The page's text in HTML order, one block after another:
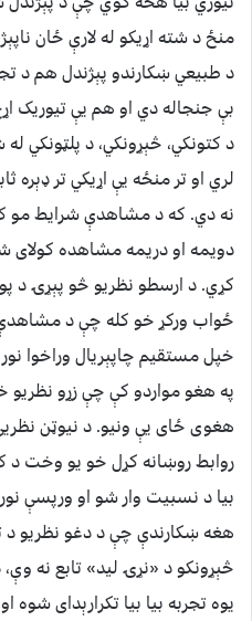
منځ د شته اړیکو له لارې ځان
د طبیعي ښکارندو پېژندل هم د
بې جنجاله دي او هم یې تیوریک
د کتونکي، څېړونکي، د
لري او تر منځه یې اړیکي تر
نه دي. که د مشاهدې شرایط مو
دویمه او دریمه مشاهده
کړي. د ارسطو نظریو څو پېړۍ د
ځواب ورکړ خو کله چې د
خپل مستقیم چاپېریال وراخوا
په هغو مواردو کې چې زړو نظریو
هغوی ځای یې ونیو. د نیوټن
روابط روښانه کړل خو یو وخت د
بیا د نسبیت وار شو او ورپسې
هغه ښکارندې چې د دغو نظریو د
څېړونکو د «نړۍ لید» تابع نه
یوه تجربه بیا بیا تکرارېدای